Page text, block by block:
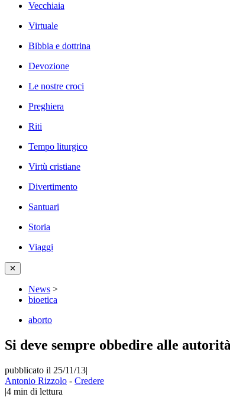
Vecchiaia
Virtuale
Bibbia e dottrina
Devozione
Le nostre croci
Preghiera
Riti
Tempo liturgico
Virtù cristiane
Divertimento
Santuari
Storia
Viaggi
✕
News >
bioetica
aborto
Si deve sempre obbedire alle
pubblicato il 25/11/13|
Antonio Rizzolo - Credere
|4 min di lettura